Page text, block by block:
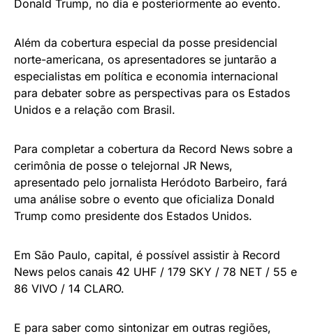
Donald Trump, no dia e posteriormente ao evento.
Além da cobertura especial da posse presidencial
norte-americana, os apresentadores se juntarão a
especialistas em política e economia internacional
para debater sobre as perspectivas para os Estados
Unidos e a relação com Brasil.
Para completar a cobertura da Record News sobre a
cerimônia de posse o telejornal JR News,
apresentado pelo jornalista Heródoto Barbeiro, fará
uma análise sobre o evento que oficializa Donald
Trump como presidente dos Estados Unidos.
Em São Paulo, capital, é possível assistir à Record
News pelos canais 42 UHF / 179 SKY / 78 NET / 55 e
86 VIVO / 14 CLARO.
E para saber como sintonizar em outras regiões,